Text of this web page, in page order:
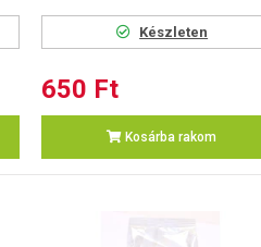
Készleten
650 Ft
Kosárba rakom